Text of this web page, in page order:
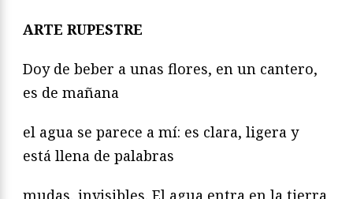
ARTE RUPESTRE
Doy de beber a unas flores, en un cantero,
es de mañana
el agua se parece a mí: es clara, ligera y
está llena de palabras
mudas, invisibles. El agua entra en la tierra